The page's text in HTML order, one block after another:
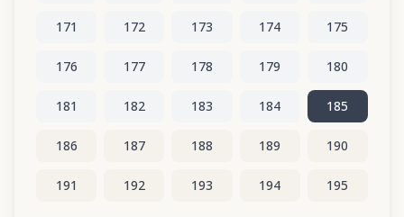
171 172 173 174 175
176 177 178 179 180
181 182 183 184 185
186 187 188 189 190
191 192 193 194 195